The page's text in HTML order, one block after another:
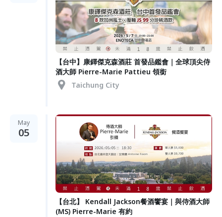
【台中】康鐸傑克森酒莊 首發品鑑會｜全球頂尖侍
酒大師 Pierre-Marie Pattieu 領銜
Taichung City
May
05
【台北】 Kendall Jackson餐酒饗宴｜與侍酒大師
(MS) Pierre-Marie 有約